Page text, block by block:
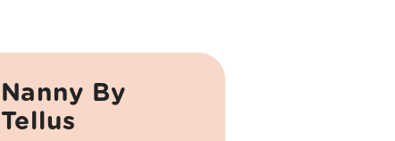
Nanny By
Tellus